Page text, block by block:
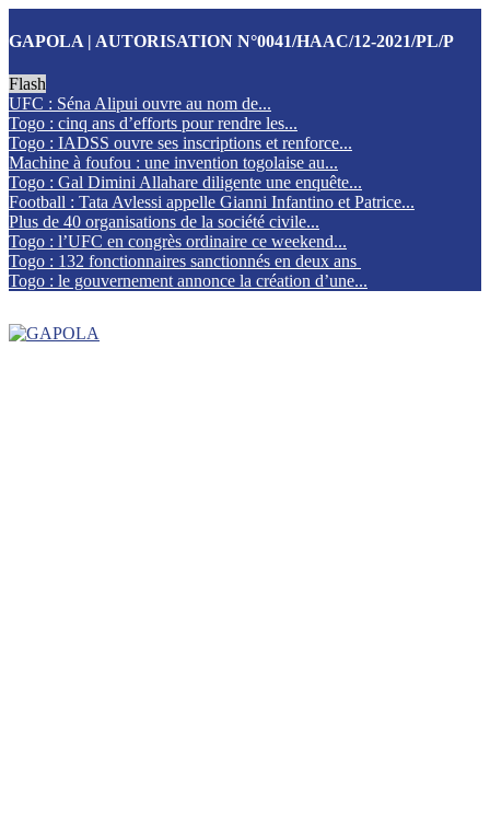
GAPOLA | AUTORISATION N°0041/HAAC/12-2021/PL/P
Flash
UFC : Séna Alipui ouvre au nom de...
Togo : cinq ans d’efforts pour rendre les...
Togo : IADSS ouvre ses inscriptions et renforce...
Machine à foufou : une invention togolaise au...
Togo : Gal Dimini Allahare diligente une enquête...
Football : Tata Avlessi appelle Gianni Infantino et Patrice...
Plus de 40 organisations de la société civile...
Togo : l’UFC en congrès ordinaire ce weekend...
Togo : 132 fonctionnaires sanctionnés en deux ans
Togo : le gouvernement annonce la création d’une...